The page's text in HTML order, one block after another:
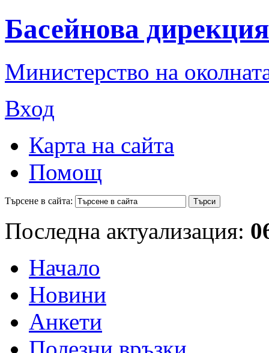
Басейнова
Министерство на
Вход
Карта на сайта
Помощ
Търсене в сайта:
Последна актуализация:
Начало
Новини
Анкети